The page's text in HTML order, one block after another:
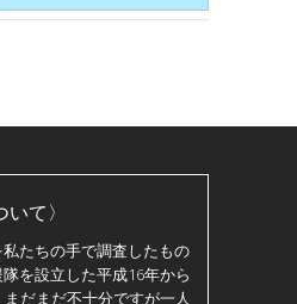
て〉
たちの手で調査したもの
を設立した平成16年から
だまだ不十分ですが一人